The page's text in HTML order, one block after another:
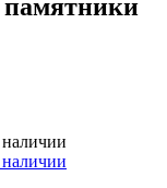
памятники